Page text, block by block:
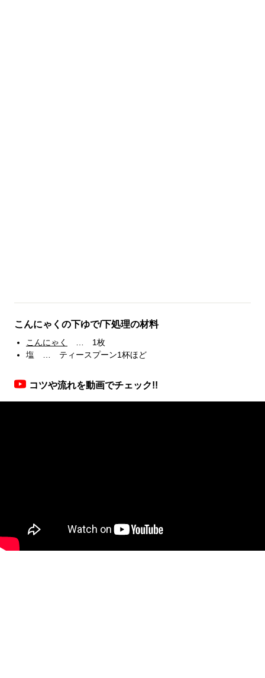
こんにゃくの下ゆで/下処理の材料
こんにゃく
… 1枚
塩 … ティースプーン1杯ほど
コツや流れを動画でチェック!!